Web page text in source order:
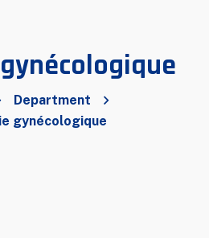
Department
gynécologique